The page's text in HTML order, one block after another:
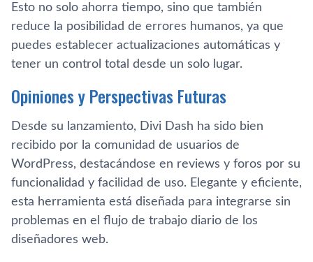
Esto no solo ahorra tiempo, sino que también
reduce la posibilidad de errores humanos, ya que
puedes establecer actualizaciones automáticas y
tener un control total desde un solo lugar.
Opiniones y Perspectivas Futuras
Desde su lanzamiento, Divi Dash ha sido bien
recibido por la comunidad de usuarios de
WordPress, destacándose en reviews y foros por su
funcionalidad y facilidad de uso. Elegante y eficiente,
esta herramienta está diseñada para integrarse sin
problemas en el flujo de trabajo diario de los
diseñadores web.